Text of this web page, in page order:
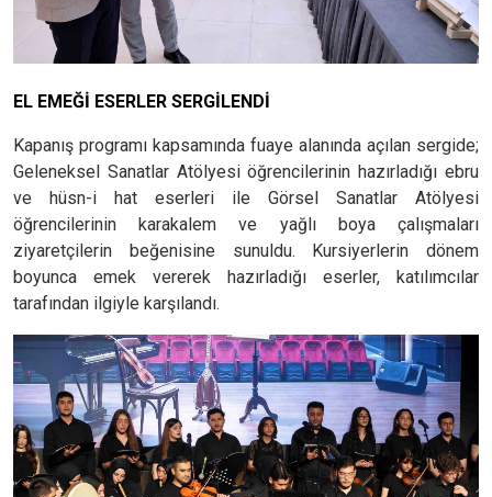
EL EMEĞİ ESERLER SERGİLENDİ
Kapanış programı kapsamında fuaye alanında açılan sergide;
Geleneksel Sanatlar Atölyesi öğrencilerinin hazırladığı ebru
ve hüsn-i hat eserleri ile Görsel Sanatlar Atölyesi
öğrencilerinin karakalem ve yağlı boya çalışmaları
ziyaretçilerin beğenisine sunuldu. Kursiyerlerin dönem
boyunca emek vererek hazırladığı eserler, katılımcılar
tarafından ilgiyle karşılandı.